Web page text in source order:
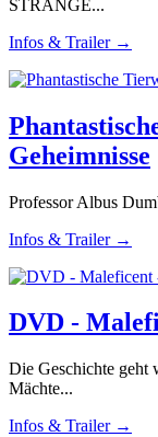
STRANGE...
Infos & Trailer →
Geheimnisse
Professor Albus
Infos & Trailer →
DVD -
Die Geschichte geht
Mächte...
Infos & Trailer →